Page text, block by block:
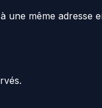
une même adresse